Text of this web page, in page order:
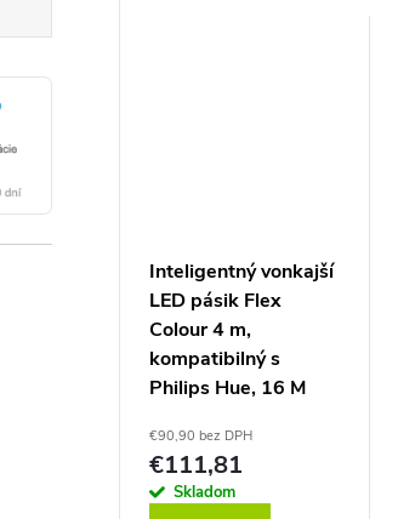
Inteligentný vonkajší
LED pásik Flex
Colour 4 m,
kompatibilný s
Philips Hue, 16 M
Zigbee, vodeodolný
(OFL 142 C)
€90,90 bez DPH
€111,81
Skladom